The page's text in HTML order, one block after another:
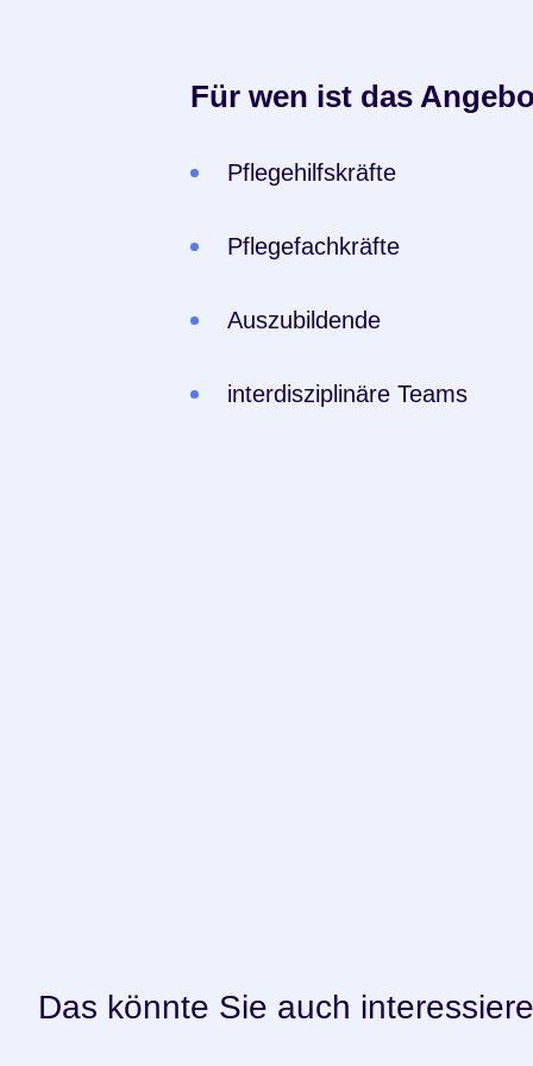
Für wen ist das
Pflegehilfskräfte
Pflegefachkräfte
Auszubildende
interdisziplinäre Teams
Das könnte Sie auch